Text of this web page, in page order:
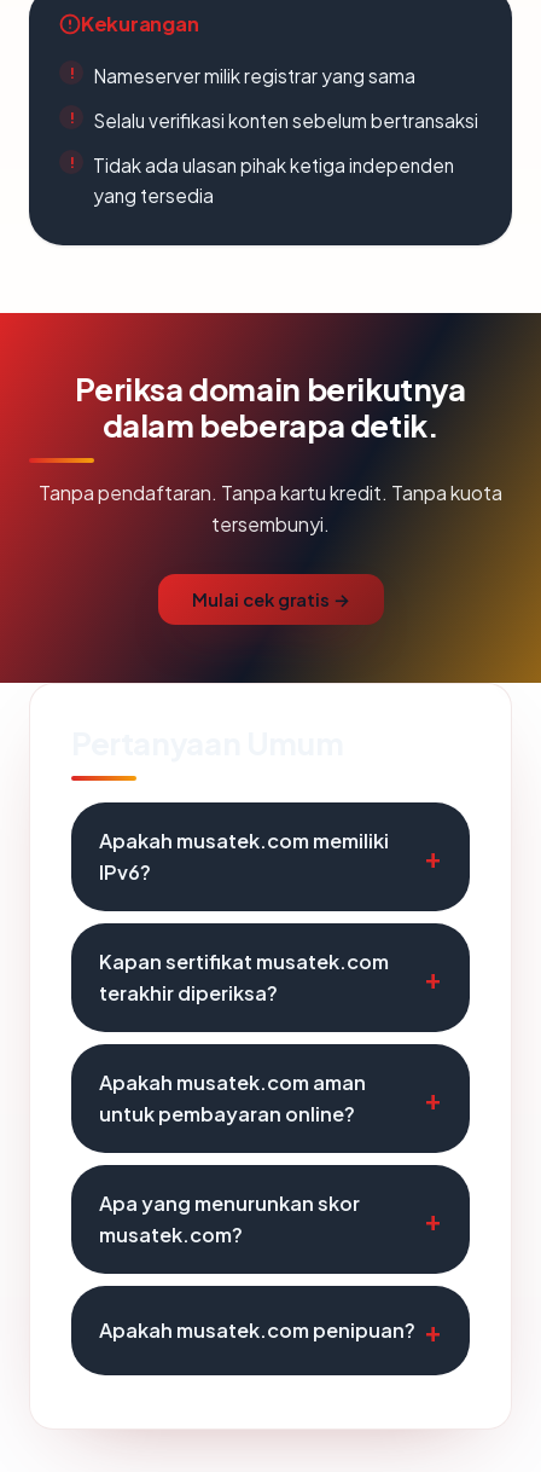
Kekurangan
Nameserver milik registrar yang sama
Selalu verifikasi konten sebelum bertransaksi
Tidak ada ulasan pihak ketiga independen
yang tersedia
Periksa domain berikutnya
dalam beberapa detik.
Tanpa pendaftaran. Tanpa kartu kredit. Tanpa kuota
tersembunyi.
Mulai cek gratis →
Apakah musatek.com memiliki
IPv6?
Kapan sertifikat musatek.com
terakhir diperiksa?
Apakah musatek.com aman
untuk pembayaran online?
Apa yang menurunkan skor
musatek.com?
Apakah musatek.com penipuan?